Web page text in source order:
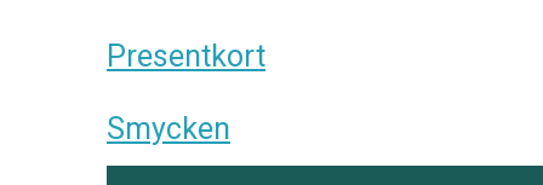
Presentkort
Smycken